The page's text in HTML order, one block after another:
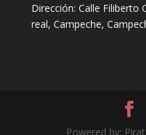
Dirección: Calle Filiberto
real, Campeche,
Powered by: